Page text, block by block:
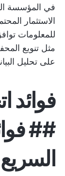
في المؤسسة
الاستثمار
للمعلومات
مثل تنويع
على تحليل
فوائد
##
السريع